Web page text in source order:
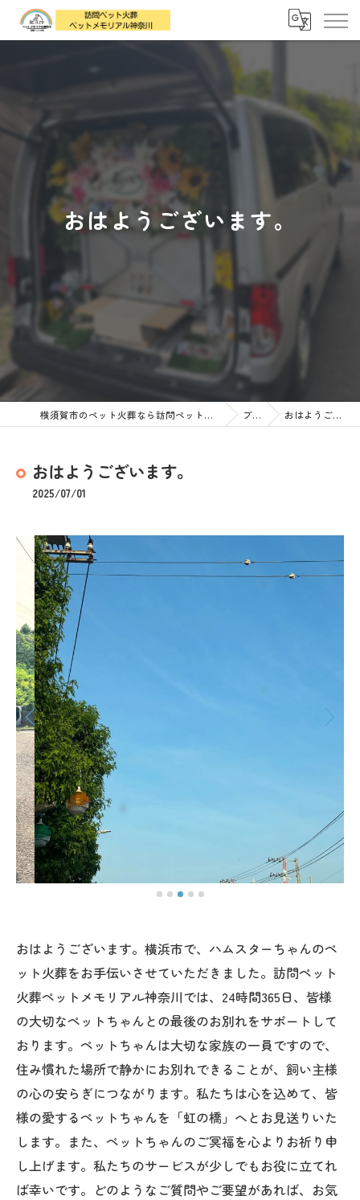
おはようございます。
横須賀市のペット火葬なら訪問ペット火葬 ペットメモリアル神奈川 ブログ おはようございます。
おはようございます。
2025/07/01
おはようございます。横浜市で、ハムスターちゃんのペ
ット火葬をお手伝いさせていただきました。訪問ペット
火葬ペットメモリアル神奈川では、24時間365日、皆様
の大切なペットちゃんとの最後のお別れをサポートして
おります。ペットちゃんは大切な家族の一員ですので、
住み慣れた場所で静かにお別れできることが、飼い主様
の心の安らぎにつながります。私たちは心を込めて、皆
様の愛するペットちゃんを「虹の橋」へとお見送りいた
します。また、ペットちゃんのご冥福を心よりお祈り申
し上げます。私たちのサービスが少しでもお役に立てれ
ば幸いです。どのようなご質問やご要望があれば、お気